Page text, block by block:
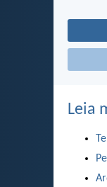
Leia